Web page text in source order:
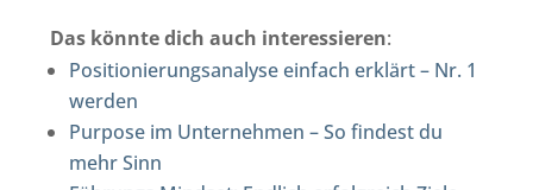
Das könnte dich auch interessieren:
Positionierungsanalyse einfach erklärt – Nr. 1
werden
Purpose im Unternehmen – So findest du
mehr Sinn